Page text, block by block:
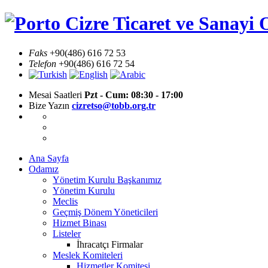
Skip
Cizre Ticaret ve Sanayi
Faks +90(486) 616 72 53
Telefon +90(486) 616 72 54
Mesai Saatleri Pzt - Cum: 08:30 - 17:00
Bize Yazın cizretso@tobb.org.tr
Ana Sayfa
Odamız
Yönetim Kurulu Başkanımız
Yönetim Kurulu
Meclis
Geçmiş Dönem Yöneticileri
Hizmet Binası
Listeler
İhracatçı Firmalar
Meslek Komiteleri
Hizmetler Komitesi